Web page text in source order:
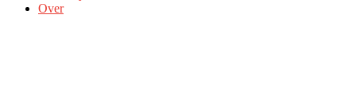
Over